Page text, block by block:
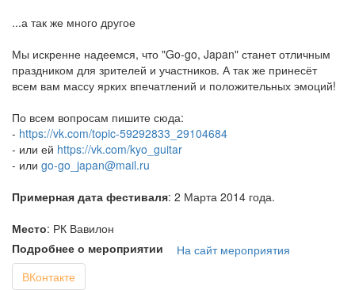
...а так же много другое
Мы искренне надеемся, что "Go-go, Japan" станет отличным
праздником для зрителей и участников. А так же принесёт
всем вам массу ярких впечатлений и положительных эмоций!
По всем вопросам пишите сюда:
- https://vk.com/topic-59292833_29104684
- или ей https://vk.com/kyo_guitar
- или go-go_japan@mail.ru
Примерная дата фестиваля: 2 Марта 2014 года.
Место: РК Вавилон
Подробнее о мероприятии
На сайт мероприятия
ВКонтакте